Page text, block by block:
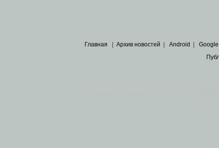
Главная Архив новостей Android Google